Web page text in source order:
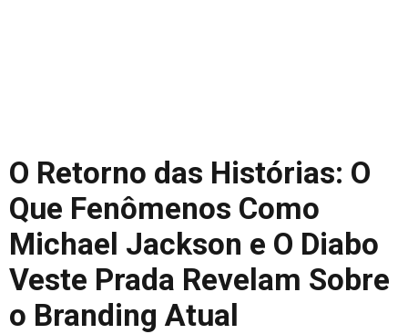
O Retorno das Histórias: O
Que Fenômenos Como
Michael Jackson e O Diabo
Veste Prada Revelam Sobre
o Branding Atual